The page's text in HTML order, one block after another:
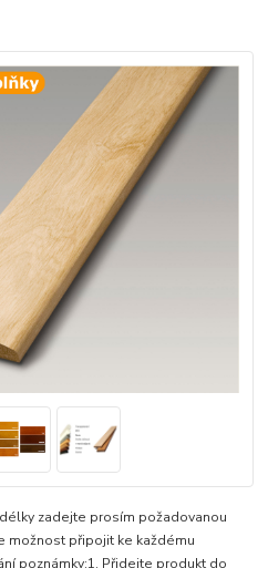
zadejte prosím požadovanou
možnost připojit ke každému
poznámky:1. Přidejte produkt do